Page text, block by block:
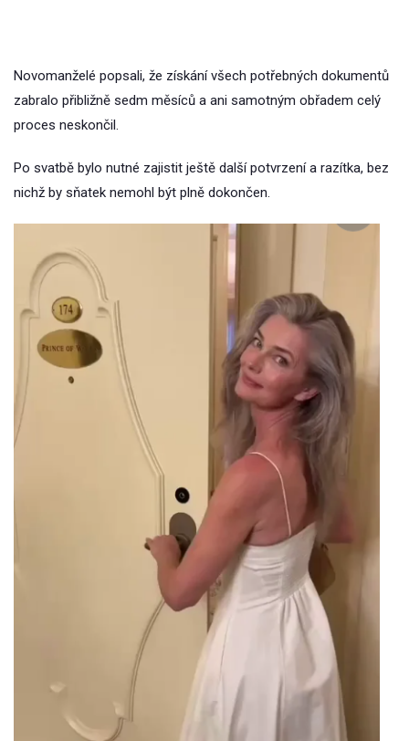
Novomanželé popsali, že získání všech potřebných dokumentů
zabralo přibližně sedm měsíců a ani samotným obřadem celý
proces neskončil.
Po svatbě bylo nutné zajistit ještě další potvrzení a razítka, bez
nichž by sňatek nemohl být plně dokončen.